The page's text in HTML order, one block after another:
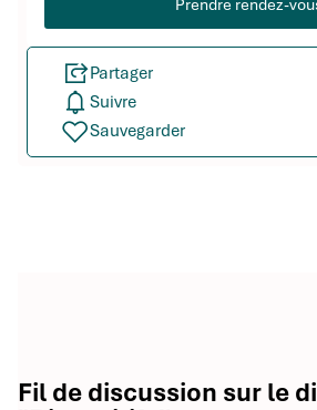
Partager
Suivre
Sauvegarder
Fil de discussion sur le